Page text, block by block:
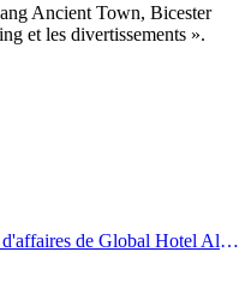
Ancient Town, Bicester
et les divertissements ».
Next:Le chiffre d'affaires de Global Hotel Alliance augmentera de 15 % au premier trimestre 2025